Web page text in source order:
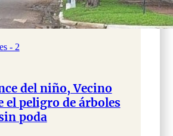
- 2
del niño, Vecino
el peligro de árboles
poda